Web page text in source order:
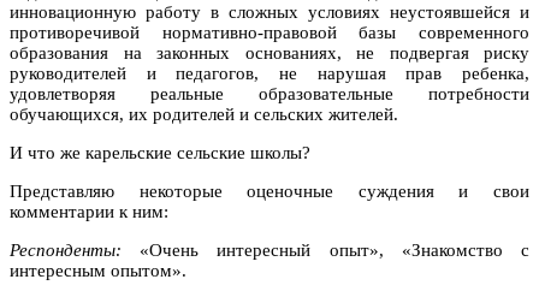
инновационную работу в сложных условиях неустоявшейся и
противоречивой нормативно-правовой базы современного
образования на законных основаниях, не подвергая риску
руководителей и педагогов, не нарушая прав ребенка,
удовлетворяя реальные образовательные потребности
обучающихся, их родителей и сельских жителей.
И что же карельские сельские школы?
Представляю некоторые оценочные суждения и свои
комментарии к ним:
Респонденты: «Очень интересный опыт», «Знакомство с
интересным опытом».